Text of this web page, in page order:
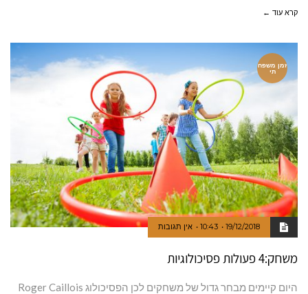
קרא עוד ←
זמן משפח
תי
19/12/2018
10:43 אין תגובות
משחק:4 פעולות פסיכולוגיות